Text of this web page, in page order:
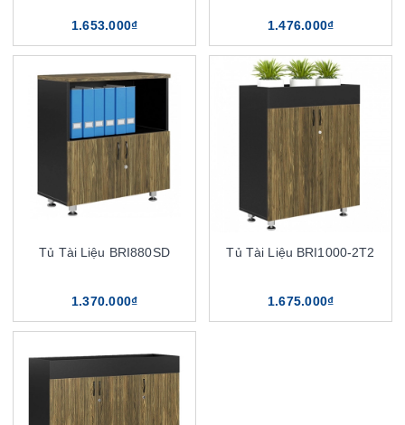
1.653.000₫ 1.476.000₫
Tủ Tài Liệu BRI880SD
1.370.000₫
Tủ Tài Liệu BRI1000-2T2
1.675.000₫